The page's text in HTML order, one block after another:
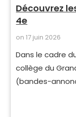
Découvrez
4e
on17 juin 2026
Dans le cadre
collège du
(bandes-